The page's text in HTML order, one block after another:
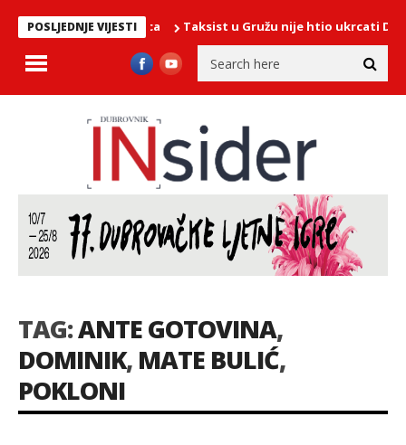
POSLJEDNJE VIJESTI Taksist u Gružu nije htio ukrcati
TAG:ANTE GOTOVINA,
DOMINIK, MATE BULIĆ,
POKLONI